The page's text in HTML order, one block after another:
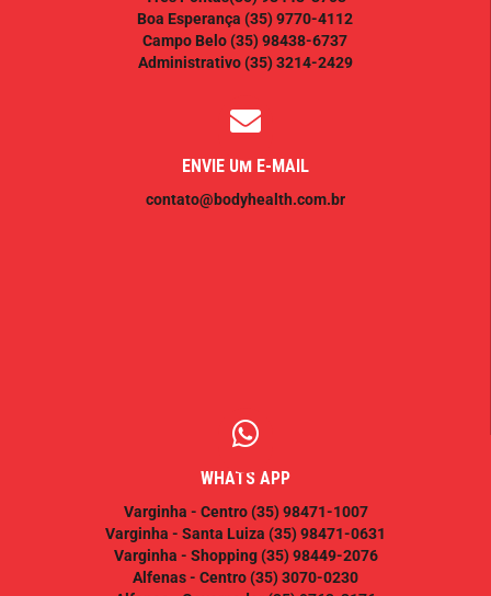
Boa Esperança (35) 9770-4112
Campo Belo(35) 98438-6737
Administrativo(35) 3214-2429
ENVIE UM E-MAIL
contato@bodyhealth.com.br
WHATS APP
Varginha - Centro(35) 98471-1007
Varginha - Santa Luiza (35) 98471-0631
Varginha - Shopping(35) 98449-2076
Alfenas - Centro(35) 3070-0230